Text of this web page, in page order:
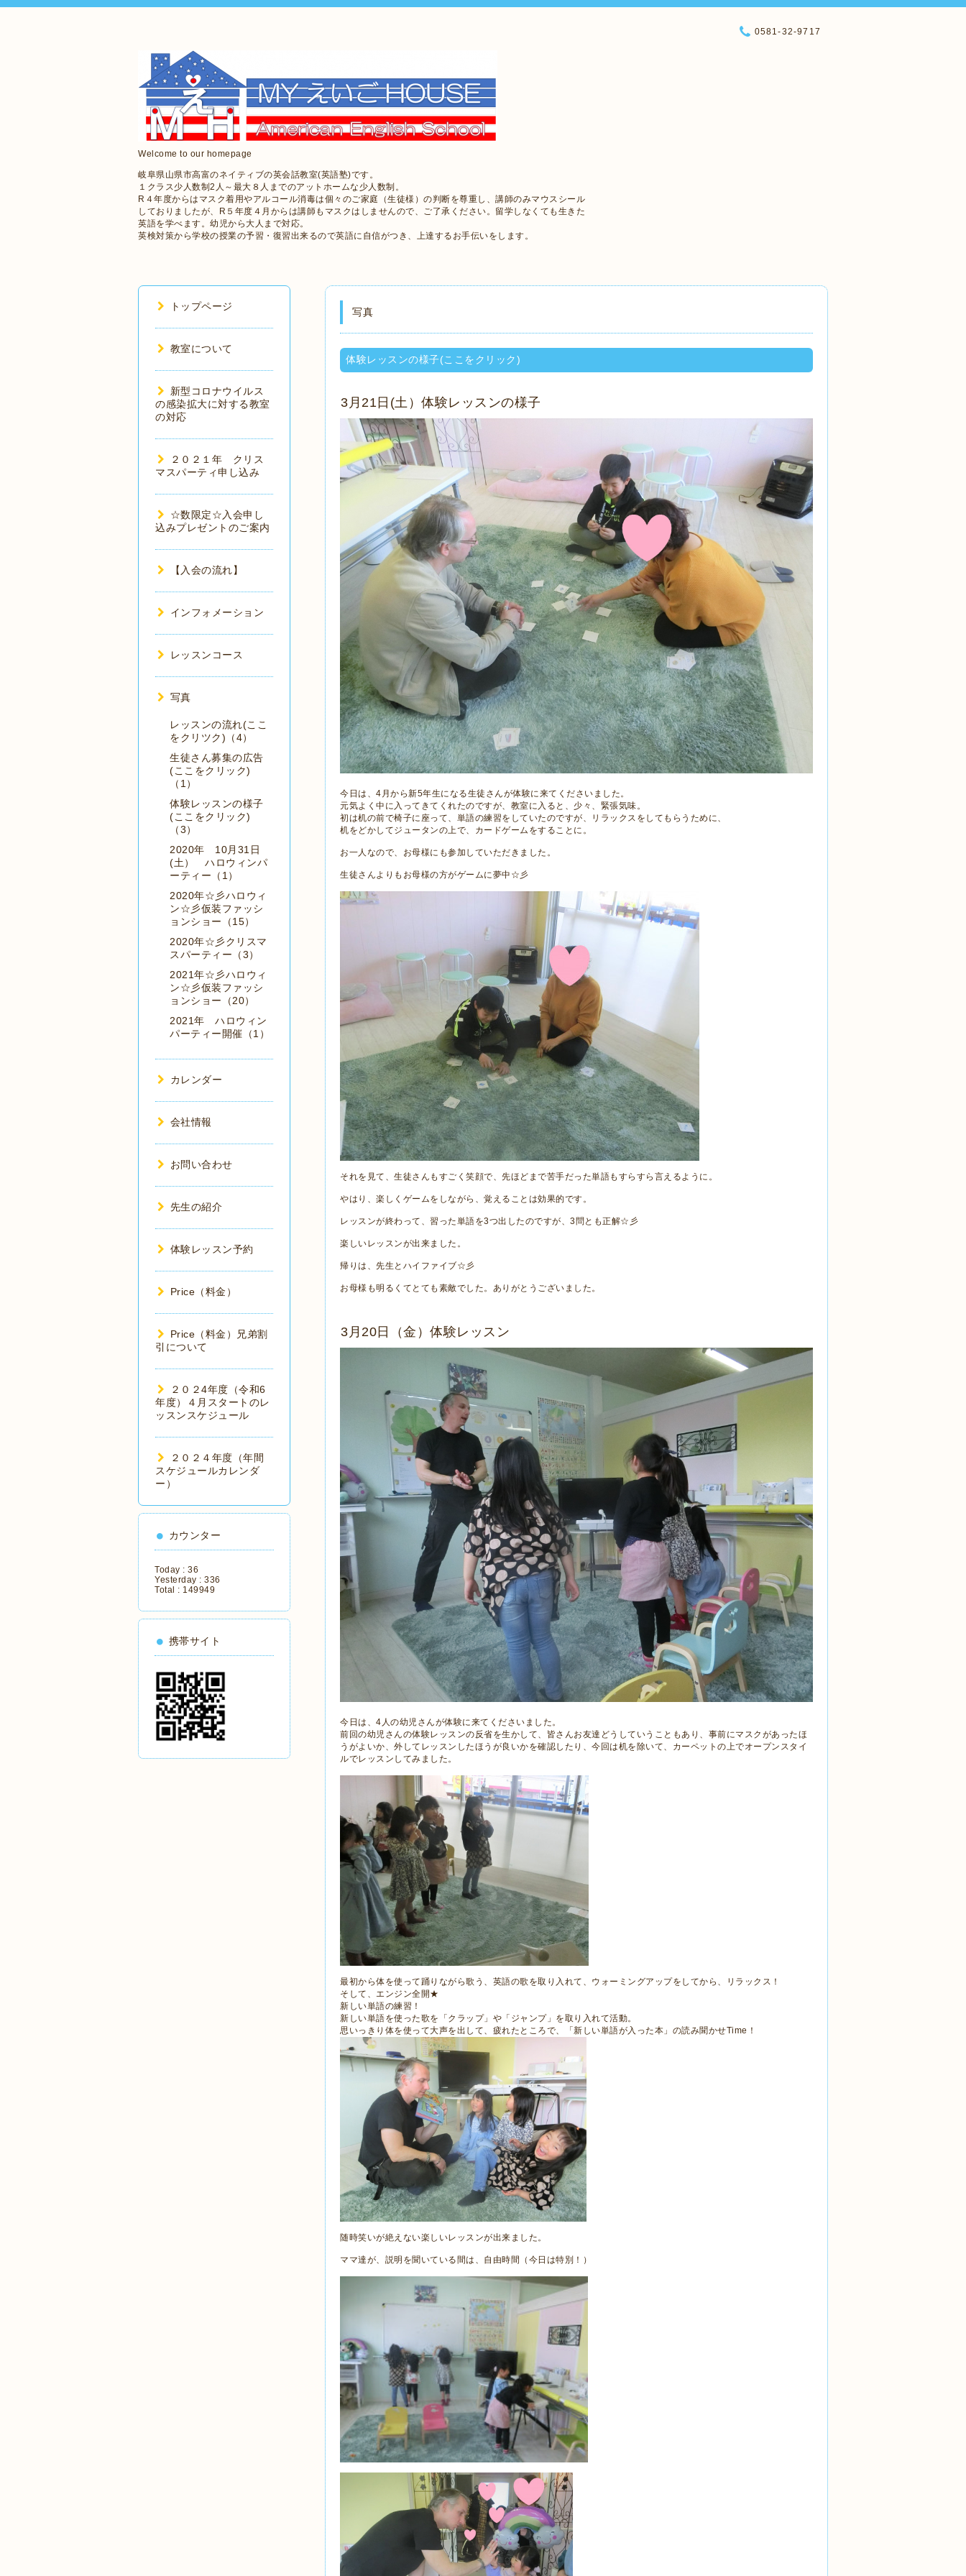
Welcome to our homepage
岐阜県山県市高富のネイティブの英会話教室(英語塾)です。
１クラス少人数制2人～最大８人までのアットホームな少人数制。
R４年度からはマスク着用やアルコール消毒は個々のご家庭（生徒様）の判断を尊重し、講師のみマウスシール
しておりましたが、R５年度４月からは講師もマスクはしませんので、ご了承ください。留学しなくても生きた
英語を学べます。幼児から大人まで対応。
英検対策から学校の授業の予習・復習出来るので英語に自信がつき、上達するお手伝いをします。
0581-32-9717
写真
体験レッスンの様子(ここをクリック)
3月21日(土）体験レッスンの様子
今日は、4月から新5年生になる生徒さんが体験に来てくださいました。
元気よく中に入ってきてくれたのですが、教室に入ると、少々、緊張気味。
初は机の前で椅子に座って、単語の練習をしていたのですが、リラックスをしてもらうために、
机をどかしてジュータンの上で、カードゲームをすることに。
お一人なので、お母様にも参加していただきました。
生徒さんよりもお母様の方がゲームに夢中☆彡
それを見て、生徒さんもすごく笑顔で、先ほどまで苦手だった単語もすらすら言えるように。
やはり、楽しくゲームをしながら、覚えることは効果的です。
レッスンが終わって、習った単語を3つ出したのですが、3問とも正解☆彡
楽しいレッスンが出来ました。
帰りは、先生とハイファイブ☆彡
お母様も明るくてとても素敵でした。ありがとうございました。
3月20日（金）体験レッスン
今日は、4人の幼児さんが体験に来てくださいました。
前回の幼児さんの体験レッスンの反省を生かして、皆さんお友達どうしていうこともあり、事前にマスクがあったほ
うがよいか、外してレッスンしたほうが良いかを確認したり、今回は机を除いて、カーペットの上でオープンスタイ
ルでレッスンしてみました。
最初から体を使って踊りながら歌う、英語の歌を取り入れて、ウォーミングアップをしてから、リラックス！
そして、エンジン全開★
新しい単語の練習！
新しい単語を使った歌を「クラップ」や「ジャンプ」を取り入れて活動。
思いっきり体を使って大声を出して、疲れたところで、「新しい単語が入った本」の読み聞かせTime！
随時笑いが絶えない楽しいレッスンが出来ました。
ママ達が、説明を聞いている間は、自由時間（今日は特別！）
トップページ
教室について
新型コロナウイルス
の感染拡大に対する教室
の対応
２０２１年 クリス
マスパーティ申し込み
☆数限定☆入会申し
込みプレゼントのご案内
【入会の流れ】
インフォメーション
レッスンコース
写真
レッスンの流れ(ここ
をクリツク)（4）
生徒さん募集の広告
(ここをクリック)
（1）
体験レッスンの様子
(ここをクリック)
（3）
2020年 10月31日
(土） ハロウィンパ
ーティー（1）
2020年☆彡ハロウィ
ン☆彡仮装ファッシ
ョンショー（15）
2020年☆彡クリスマ
スパーティー（3）
2021年☆彡ハロウィ
ン☆彡仮装ファッシ
ョンショー（20）
2021年 ハロウィン
パーティー開催（1）
カレンダー
会社情報
お問い合わせ
先生の紹介
体験レッスン予約
Price（料金）
Price（料金）兄弟割
引について
２０２4年度（令和6
年度）４月スタートのレ
ッスンスケジュール
２０２４年度（年間
スケジュールカレンダ
ー）
カウンター
Today : 36
Yesterday : 336
Total : 149949
携帯サイト